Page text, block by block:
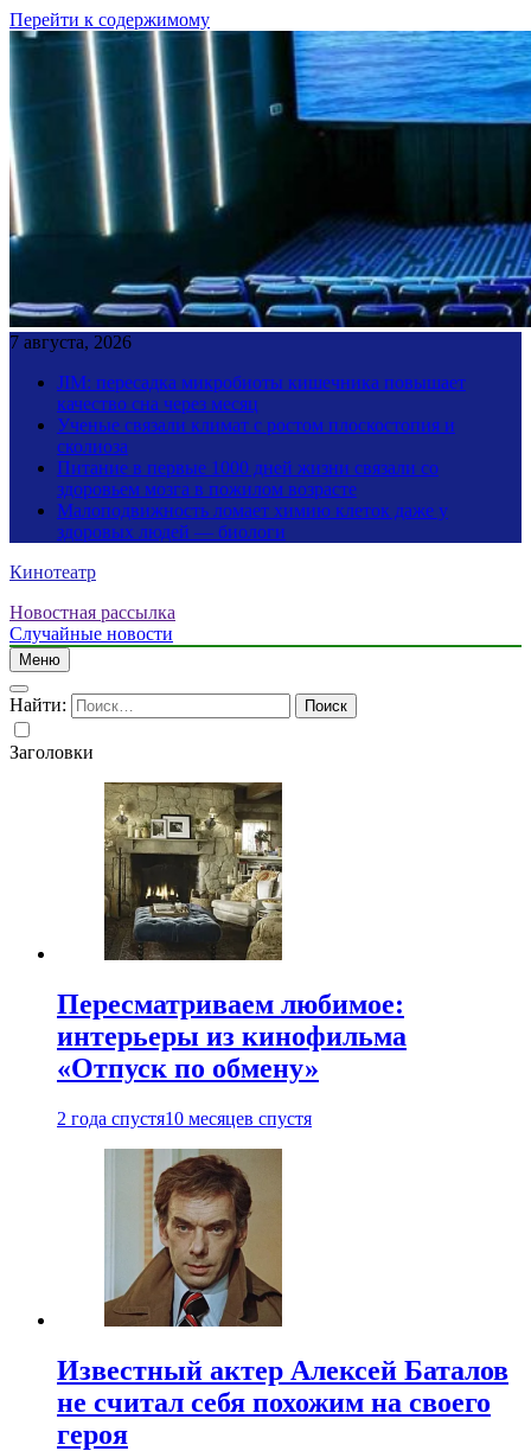
Перейти к содержимому
7 августа, 2026
JIM: пересадка микробиоты кишечника повышает
качество сна через месяц
Ученые связали климат с ростом плоскостопия и
сколиоза
Питание в первые 1000 дней жизни связали со
здоровьем мозга в пожилом возрасте
Малоподвижность ломает химию клеток даже у
здоровых людей — биологи
Кинотеатр
Новостная рассылка
Случайные новости
Меню
Найти:
Заголовки
Пересматриваем любимое:
интерьеры из кинофильма
«Отпуск по обмену»
2 года спустя10 месяцев спустя
Известный актер Алексей Баталов
не считал себя похожим на своего
героя